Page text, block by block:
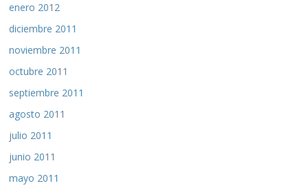
enero 2012
diciembre 2011
noviembre 2011
octubre 2011
septiembre 2011
agosto 2011
julio 2011
junio 2011
mayo 2011